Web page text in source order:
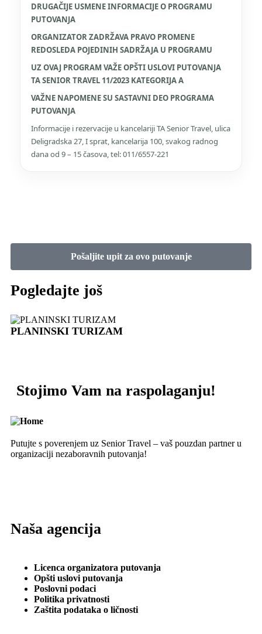
DRUGAČIJE USMENE INFORMACIJE O PROGRAMU
PUTOVANJA
ORGANIZATOR ZADRŽAVA PRAVO PROMENE
REDOSLEDA POJEDINIH SADRŽAJA U PROGRAMU
UZ OVAJ PROGRAM VAŽE OPŠTI USLOVI PUTOVANJA
TA SENIOR TRAVEL 11/2023 KATEGORIJA A
VAŽNE NAPOMENE SU SASTAVNI DEO PROGRAMA
PUTOVANJA
Informacije i rezervacije u kancelariji TA Senior Travel, ulica
Deligradska 27, I sprat, kancelarija 100, svakog radnog
dana od 9 – 15 časova, tel: 011/6557-221
Pošaljite upit za ovo putovanje
Pogledajte još
PLANINSKI TURIZAM
Stojimo Vam na raspolaganju!
Putujte s poverenjem uz Senior Travel – vaš pouzdan partner u
organizaciji nezaboravnih putovanja!
Naša agencija
Licenca organizatora putovanja
Opšti uslovi putovanja
Poslovni podaci
Politika privatnosti
Zaštita podataka o ličnosti